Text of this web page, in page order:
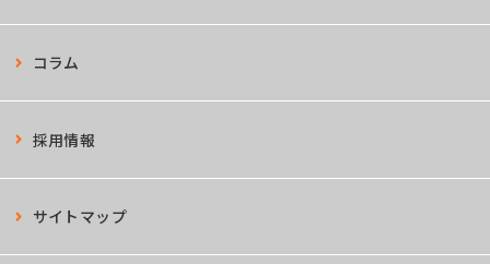
コラム
採用情報
サイトマップ